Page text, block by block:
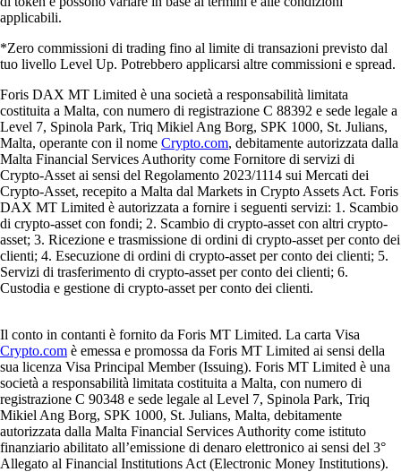
applicabili.
*Zero commissioni di trading fino al limite di transazioni previsto dal
tuo livello Level Up. Potrebbero applicarsi altre commissioni e spread.
Foris DAX MT Limited è una società a responsabilità limitata
costituita a Malta, con numero di registrazione C 88392 e sede legale a
Level 7, Spinola Park, Triq Mikiel Ang Borg, SPK 1000, St. Julians,
Malta, operante con il nome Crypto.com, debitamente autorizzata dalla
Malta Financial Services Authority come Fornitore di servizi di
Crypto-Asset ai sensi del Regolamento 2023/1114 sui Mercati dei
Crypto-Asset, recepito a Malta dal Markets in Crypto Assets Act. Foris
DAX MT Limited è autorizzata a fornire i seguenti servizi: 1. Scambio
di crypto-asset con fondi; 2. Scambio di crypto-asset con altri crypto-
asset; 3. Ricezione e trasmissione di ordini di crypto-asset per conto dei
clienti; 4. Esecuzione di ordini di crypto-asset per conto dei clienti; 5.
Servizi di trasferimento di crypto-asset per conto dei clienti; 6.
Custodia e gestione di crypto-asset per conto dei clienti.
Il conto in contanti è fornito da Foris MT Limited. La carta Visa
Crypto.com è emessa e promossa da Foris MT Limited ai sensi della
sua licenza Visa Principal Member (Issuing). Foris MT Limited è una
società a responsabilità limitata costituita a Malta, con numero di
registrazione C 90348 e sede legale al Level 7, Spinola Park, Triq
Mikiel Ang Borg, SPK 1000, St. Julians, Malta, debitamente
autorizzata dalla Malta Financial Services Authority come istituto
finanziario abilitato all’emissione di denaro elettronico ai sensi del 3°
Allegato al Financial Institutions Act (Electronic Money Institutions).